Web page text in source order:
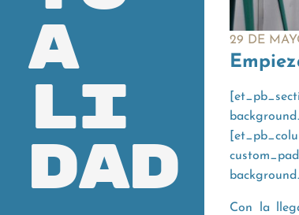
a
li
dad
29 DE
Con la